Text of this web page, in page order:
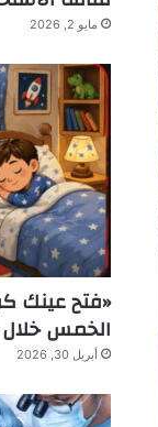
مايو 2, 2026
«فتح عينك
الخمس خلال 11 ثانية
أبريل 30, 2026